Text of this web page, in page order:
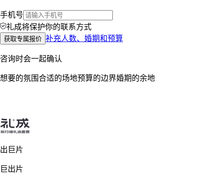
手机号
礼成将保护你的联系方式
获取专属报价 补充人数、婚期和预算
咨询时会一起确认
想要的氛围合适的场地预算的边界婚期的余地
出巨片
巨出片